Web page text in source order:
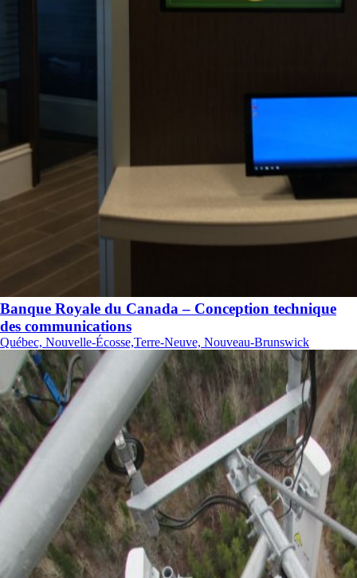
Banque Royale du Canada – Conception technique
des communications
Québec, Nouvelle-Écosse,Terre-Neuve, Nouveau-Brunswick